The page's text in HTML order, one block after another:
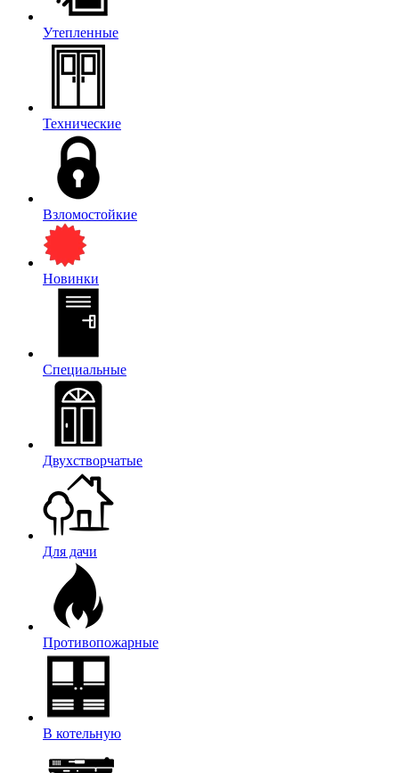
Утепленные
Технические
Взломостойкие
Новинки
Специальные
Двухстворчатые
Для дачи
Противопожарные
В котельную